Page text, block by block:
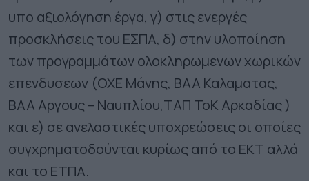
υπο αξιολόγηση έργα, γ) στις ενεργές
προσκλήσεις του ΕΣΠΑ, δ) στην υλοποίηση
των προγραμμάτων ολοκληρωμενων χωρικών
επενδυσεων (ΟΧΕ Μάνης, ΒΑΑ Καλαματας,
ΒΑΑ Αργους – Ναυπλίου,ΤΑΠ ΤοΚ Αρκαδίας )
και ε) σε ανελαστικές υποχρεώσεις οι οποίες
συγχρηματοδούνται κυρίως από το ΕΚΤ αλλά
και το ΕΤΠΑ.